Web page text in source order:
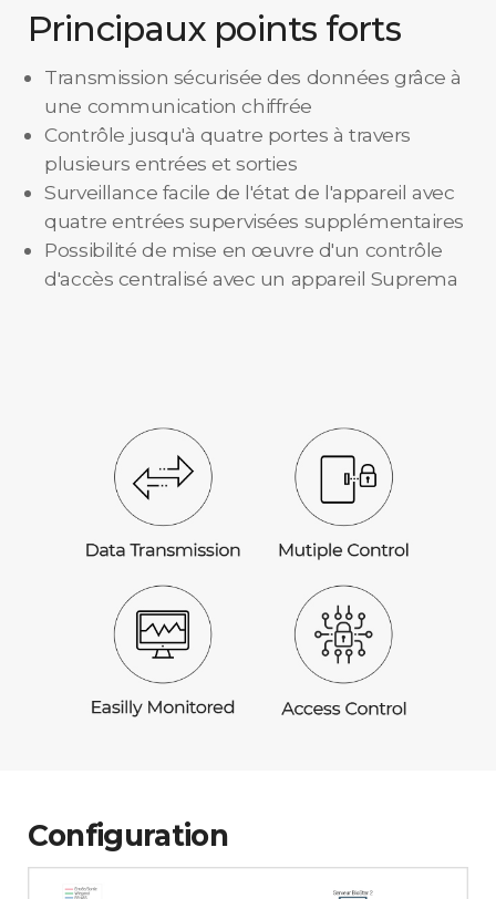
Principaux points forts
Transmission sécurisée des données grâce à
une communication chiffrée
Contrôle jusqu'à quatre portes à travers
plusieurs entrées et sorties
Surveillance facile de l'état de l'appareil avec
quatre entrées supervisées supplémentaires
Possibilité de mise en œuvre d'un contrôle
d'accès centralisé avec un appareil Suprema
Configuration